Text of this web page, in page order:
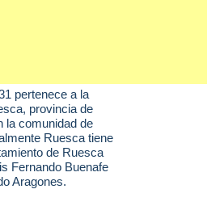
pertenece a la
, provincia de
la comunidad de
Ruesca tiene
de Ruesca
Fernando Buenafe
Aragones.